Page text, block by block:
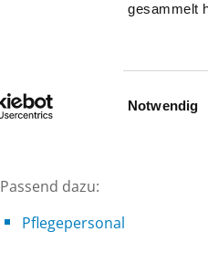
gesammelt
Notwendig
Passend dazu:
Pflegepersonal